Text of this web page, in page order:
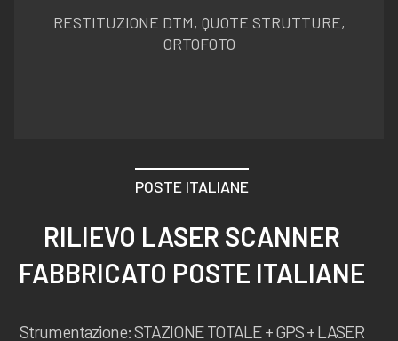
RESTITUZIONE DTM, QUOTE STRUTTURE,
ORTOFOTO
POSTE ITALIANE
RILIEVO LASER SCANNER
FABBRICATO POSTE ITALIANE
Strumentazione: STAZIONE TOTALE + GPS + LASER